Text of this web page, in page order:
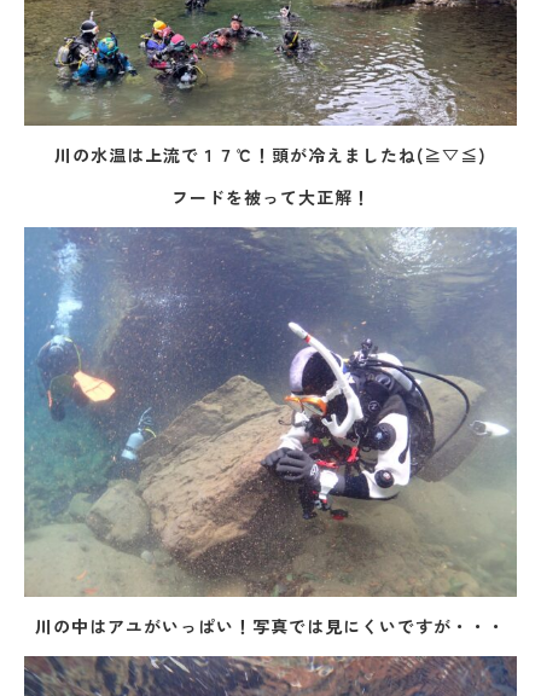
川の水温は上流で１７℃！頭が冷えましたね(≧▽≦)
フードを被って大正解！
川の中はアユがいっぱい！写真では見にくいですが・・・